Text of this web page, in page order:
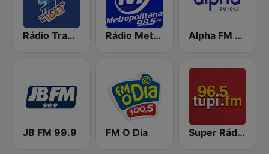
Rádio Transcontinental FM Rádio Metropolitana 98.5 FM Alpha FM 101.7
JB FM 99.9 FM O Dia Super Rádio Tupi